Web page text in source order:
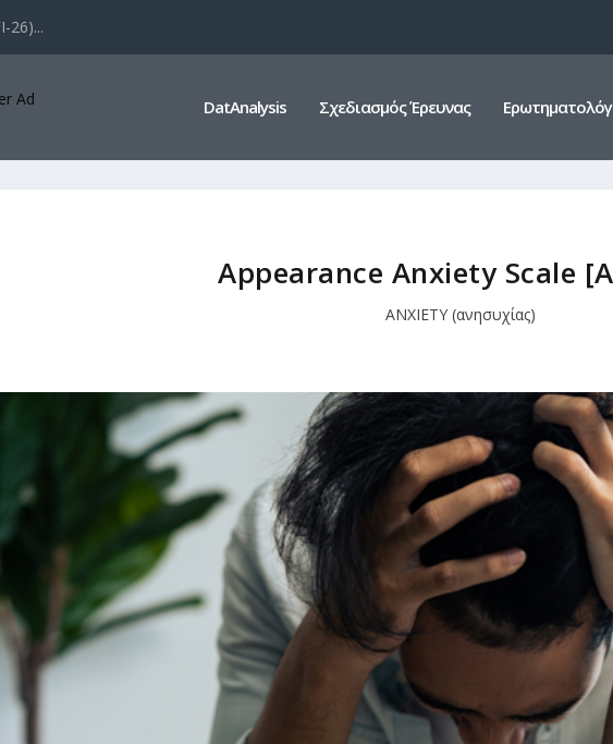
26)...
Ad DatAnalysis Σχεδιασμός Έρευνας
Appearance Anxiety Scale
ANXIETY (ανησυχίας)